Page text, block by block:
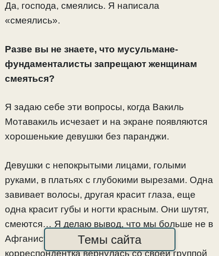
Да, господа, смеялись. Я написала
«смеялись».
Разве вы не знаете, что мусульмане-
фундаменталисты запрещают женщинам
смеяться?
Я задаю себе эти вопросы, когда Вакиль
Мотавакиль исчезает и на экране появляются
хорошенькие девушки без паранджи.
Девушки с непокрытыми лицами, голыми
руками, в платьях с глубокими вырезами. Одна
завивает волосы, другая красит глаза, еще
одна красит губы и ногти красным. Они шутят,
смеются… Я делаю вывод, что мы больше не в
Афганистане, наверное, умная
корреспондентка вернулась со своей группой
Темы сайта